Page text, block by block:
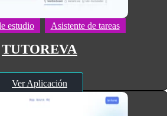
estudio Asistente de tareas
TUTOREVA
Ver Aplicación